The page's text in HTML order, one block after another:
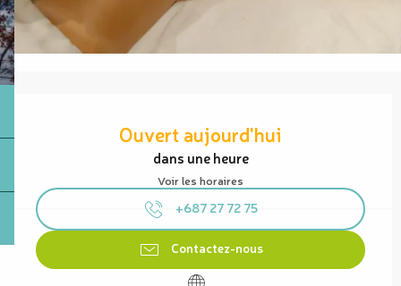
Ouvert aujourd'hui
dans une heure
Voir les horaires
+687 27 72 75
Contactez-nous